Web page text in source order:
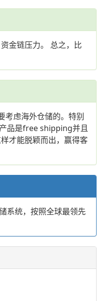
金链压力。 总之，比
考虑海外仓储的。特别
品是free shipping并且
才能脱颖而出，赢得客
系统，按照全球最领先